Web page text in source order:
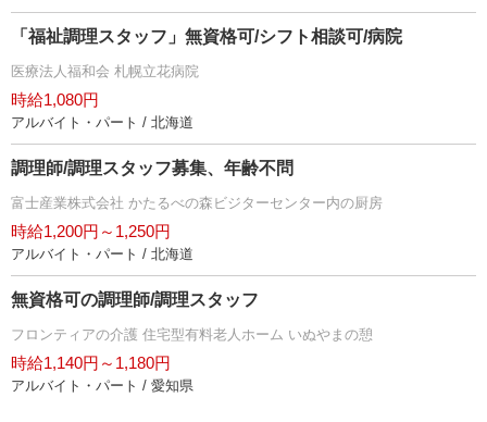
「福祉調理スタッフ」無資格可/シフト相談可/病院
医療法人福和会 札幌立花病院
時給1,080円
アルバイト・パート / 北海道
調理師/調理スタッフ募集、年齢不問
富士産業株式会社 かたるべの森ビジターセンター内の厨房
時給1,200円～1,250円
アルバイト・パート / 北海道
無資格可の調理師/調理スタッフ
フロンティアの介護 住宅型有料老人ホーム いぬやまの憩
時給1,140円～1,180円
アルバイト・パート / 愛知県